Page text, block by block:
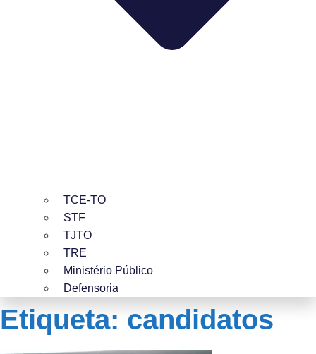
TCE-TO
STF
TJTO
TRE
Ministério Público
Defensoria
Etiqueta: candidatos